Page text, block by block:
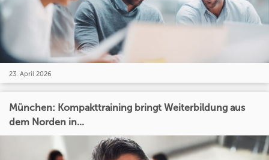
23. April 2026
München: Kompakttraining bringt Weiterbildung aus
dem Norden in...